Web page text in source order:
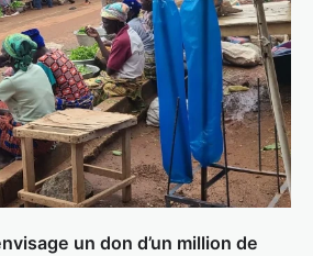
un don d’un million de